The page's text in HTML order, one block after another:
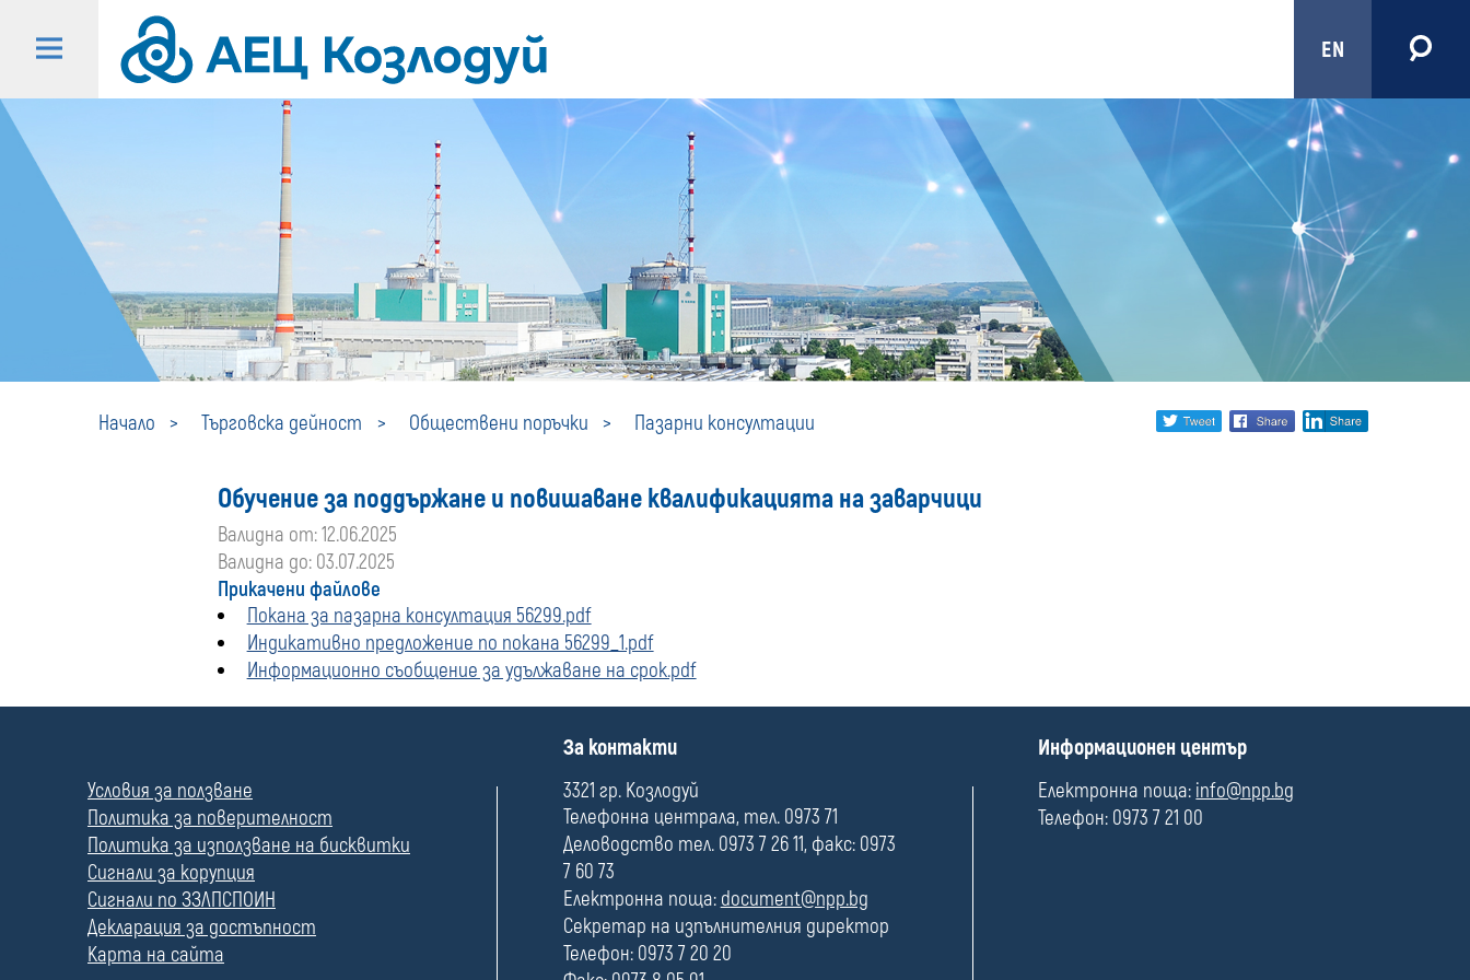
EN
Начало Търговска дейност Обществени поръчки Пазарни консултации
Пазарни
консултации
Share
twitter facebook
Обучение за поддържане и повишаване квалификацията на заварчици
Валидна от: 12.06.2025
Валидна до: 03.07.2025
Прикачени файлове
Покана за пазарна консултация 56299.pdf
Индикативно предложение по покана 56299_1.pdf
Информационно съобщение за удължаване на срок.pdf
л
е
Условия за ползване
Политика за поверителност
Политика за използване на бисквитки
Сигнали за корупция
Сигнали по ЗЗЛПСПОИН
Декларация за достъпност
Карта на сайта
П
л
е
За контакти
3321 гр. Козлодуй
Телефонна централа, тел. 0973 71
Деловодство тел. 0973 7 26 11, факс: 0973
7 60 73
Електронна поща: document@npp.bg
Секретар на изпълнителния директор
Телефон: 0973 7 20 20
П
л
е
Информационен център
Електронна поща: info@npp.bg
Телефон: 0973 7 21 00